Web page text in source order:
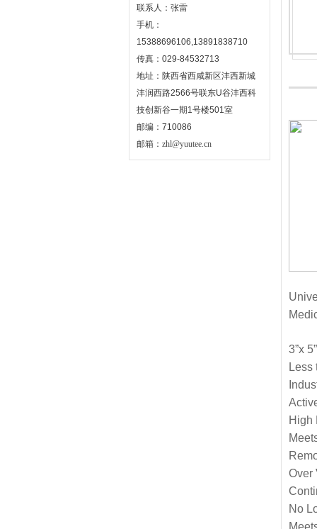
联系人：张雷
手机：
15388696106,13891838710
传真：029-84532713
地址：陕西省西咸新区沣西新城
沣润西路2566号联东U谷沣西科
技创新谷一期1号楼501室
邮编：710086
邮箱： zhl@yuutee.cn
3”x
Less
High
Over
No